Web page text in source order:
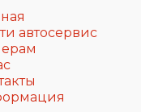
автосервис